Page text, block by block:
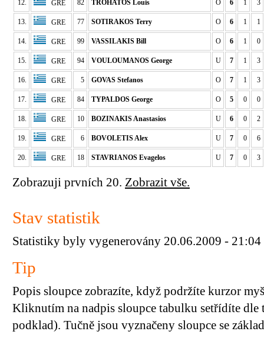
12. GRE 82 TROHATOS Louis O 6 1 3
13. GRE 77 SOTIRAKOS Terry O 6 1 1
14. GRE 99 VASSILAKIS Bill O 6 1 0
15. GRE 94 VOULOUMANOS George U 7 1 3
16. GRE 5 GOVAS Stefanos O 7 1 3
17. GRE 84 TYPALDOS George O 5 0 0
18. GRE 10 BOZINAKIS Anastasios U 6 0 2
19. GRE 6 BOVOLETIS Alex U 7 0 6
20. GRE 18 STAVRIANOS Evagelos U 7 0 3
Zobrazuji prvních 20. Zobrazit vše.
Stav statistik
Statistiky byly vygenerovány 20.06.2009 - 21:04
Tip
Popis sloupce zobrazíte, když podržíte kurzor
Kliknutím na nadpis sloupce tabulku setřídíte dle
podklad). Tučně jsou vyznačeny sloupce se